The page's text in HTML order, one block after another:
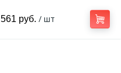
561 руб. / шт